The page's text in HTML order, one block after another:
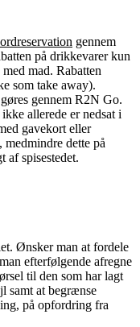
gennem
på drikkevarer kun
mad. Rabatten
som take away).
gennem R2N Go.
allerede er nedsat i
gavekort eller
dette på
af spisestedet.
Ønsker man at fordele
efterfølgende afregne
til den som har lagt
samt at begrænse
på opfordring fra